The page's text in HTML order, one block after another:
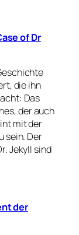
of Dr
die ihn
Das
der auch
mit der
sein. Der
Jekyll sind
der